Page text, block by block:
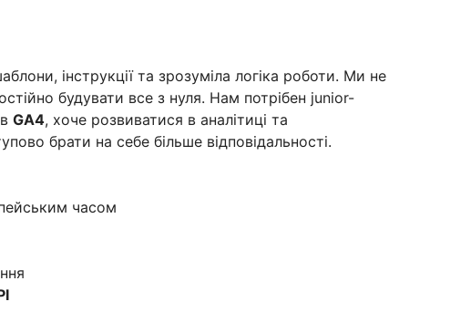
інструкції та зрозуміла логіка роботи. Ми не
будувати все з нуля. Нам потрібен junior-
GA4, хоче розвиватися в аналітиці та
брати на себе більше відповідальності.
часом